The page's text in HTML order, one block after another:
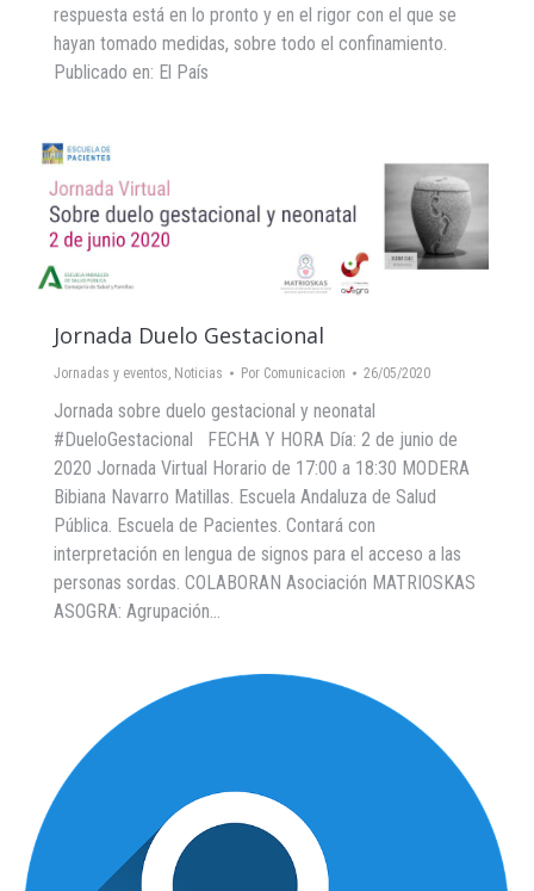
respuesta está en lo pronto y en el rigor con el que se
hayan tomado medidas, sobre todo el confinamiento.
Publicado en: El País
Jornada Duelo Gestacional
Jornadas y eventos Noticias Por Comunicacion 26/05/2020
Jornada sobre duelo gestacional y neonatal
#DueloGestacional FECHA Y HORA Día: 2 de junio de
2020 Jornada Virtual Horario de 17:00 a 18:30 MODERA
Bibiana Navarro Matillas. Escuela Andaluza de Salud
Pública. Escuela de Pacientes. Contará con
interpretación en lengua de signos para el acceso a las
personas sordas. COLABORAN Asociación MATRIOSKAS
ASOGRA: Agrupación…